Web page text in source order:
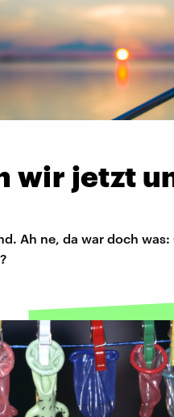
wir jetzt
Ah ne, da war doch